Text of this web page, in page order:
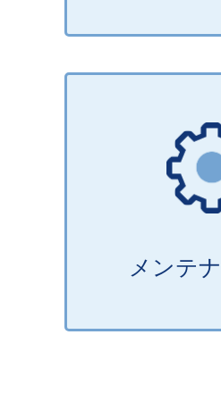
メンテ